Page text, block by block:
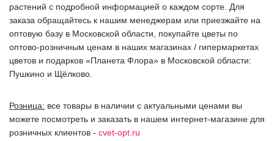
растений с подробной информацией о каждом сорте. Для
заказа обращайтесь к нашим менеджерам или приезжайте на
оптовую базу в Московской области, покупайте цветы по
оптово-розничным ценам в наших магазинах / гипермаркетах
цветов и подарков «Планета Флора» в Московской области:
Пушкино и Щёлково.
Розница: все товары в наличии с актуальными ценами вы
можете посмотреть и заказать в нашем интернет-магазине для
розничных клиентов - cvet-opt.ru